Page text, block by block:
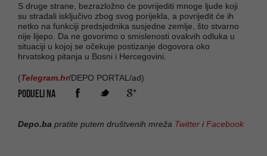
S druge strane, bezrazložno će povrijediti mnoge ljude koji
su stradali isključivo zbog svog porijekla, a povrijedit će ih
netko na funkciji predsjednika susjedne zemlje, što stvarno
nije lijepo. Da ne govorimo o smislenosti ovakvih odluka u
situaciji u kojoj se očekuje postizanje dogovora oko
hrvatskog pitanja u Bosni i Hercegovini.
(Telegram.hr/DEPO PORTAL/ad)
PODIJELI NA
Depo.ba pratite putem društvenih mreža Twitter iFacebook